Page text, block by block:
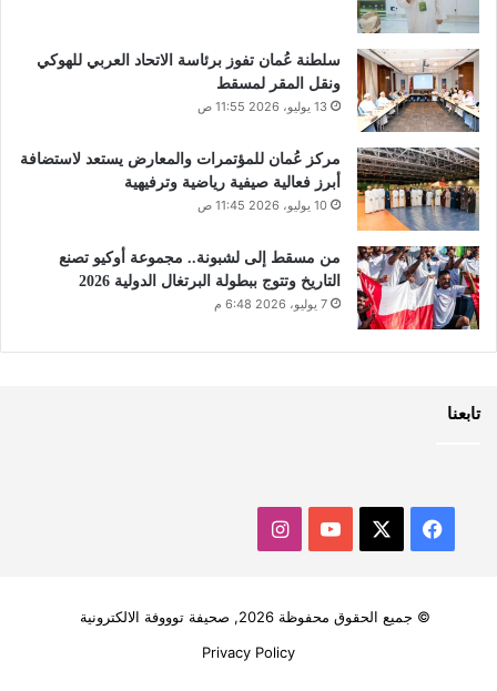
سلطنة عُمان تفوز برئاسة الاتحاد العربي للهوكي
ونقل المقر لمسقط
13 يوليو، 2026 11:55 ص
مركز عُمان للمؤتمرات والمعارض يستعد لاستضافة
أبرز فعالية صيفية رياضية وترفيهية
10 يوليو، 2026 11:45 ص
من مسقط إلى لشبونة.. مجموعة أوكيو تصنع
التاريخ وتتوج ببطولة البرتغال الدولية 2026
7 يوليو، 2026 6:48 م
تابعنا
فيسبوك ‫YouTubeانستقرام
© جميع الحقوق محفوظة 2026, صحيفة توووفة الالكترونية
Privacy Policy